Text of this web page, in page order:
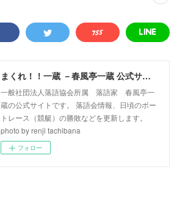
まくれ！！一蔵 －春風亭一蔵 公式サイト－
一般社団法人落語協会所属 落語家 春風亭一
蔵の公式サイトです。 落語会情報、日頃のボー
トレース（競艇）の勝敗などを更新します。
photo by renji tachibana
フォロー